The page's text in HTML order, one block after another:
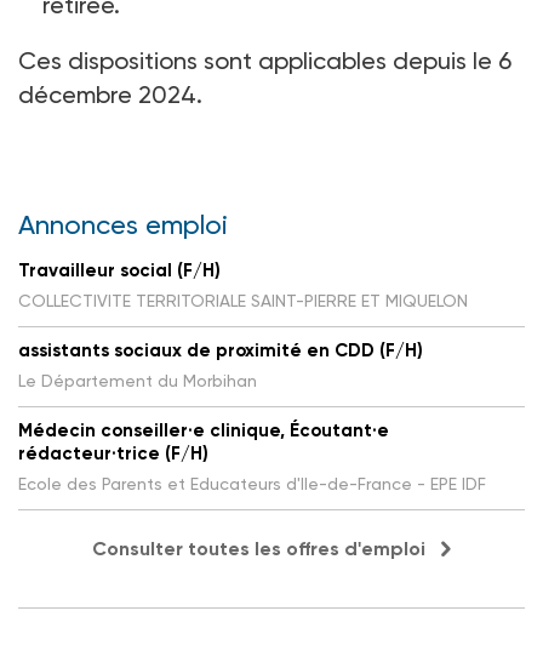
Ces dispositions sont applicables depuis le 6
décembre 2024.
Annonces emploi
Travailleur social (F/H)
COLLECTIVITE TERRITORIALE SAINT-PIERRE ET MIQUELON
assistants sociaux de proximité en CDD (F/H)
Le Département du Morbihan
Médecin conseiller·e clinique, Écoutant·e
rédacteur·trice (F/H)
Ecole des Parents et Educateurs d'Ile-de-France - EPE IDF
Consulter toutes les offres d'emploi